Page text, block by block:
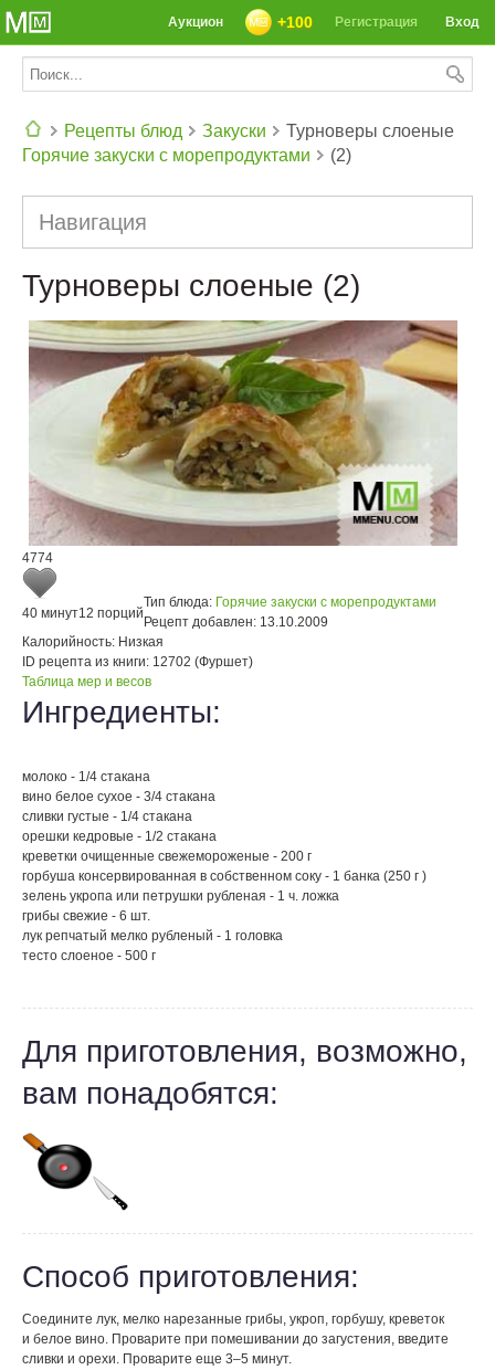
Вход
Регистрация
+100
Аукцион
Рецепты блюд
Закуски
Горячие закуски с морепродуктами
Турноверы слоеные
(2)
Навигация
Турноверы слоеные (2)
4774
40 минут12 порций
Тип блюда: Горячие закуски с морепродуктами
Рецепт добавлен: 13.10.2009
Калорийность: Низкая
ID рецепта из книги: 12702 (Фуршет)
Таблица мер и весов
Ингредиенты:
молоко - 1/4 стакана
вино белое сухое - 3/4 стакана
сливки густые - 1/4 стакана
орешки кедровые - 1/2 стакана
креветки очищенные свежемороженые - 200 г
горбуша консервированная в собственном соку - 1 банка (250 г )
зелень укропа или петрушки рубленая - 1 ч. ложка
грибы свежие - 6 шт.
лук репчатый мелко рубленый - 1 головка
тесто слоеное - 500 г
Для приготовления, возможно,
вам понадобятся:
Способ приготовления:
Соедините лук, мелко нарезанные грибы, укроп, горбушу, креветок
и белое вино. Проварите при помешивании до загустения, введите
сливки и орехи. Проварите еще 3–5 минут.